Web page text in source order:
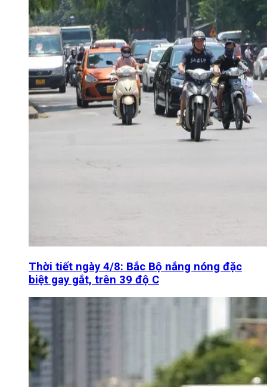
Thời tiết ngày 4/8: Bắc Bộ nắng nóng đặc
biệt gay gắt, trên 39 độ C